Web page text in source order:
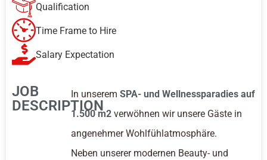
Qualification
Time Frame to Hire
Salary Expectation
JOB
DESCRIPTION
In unserem SPA- und Wellnessparadies auf
1.500 m2verwöhnen wir unsere Gäste in
angenehmer Wohlfühlatmosphäre.
Neben unserer modernen Beauty- und